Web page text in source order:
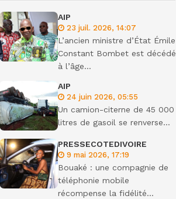
AIP
23 juil. 2026, 14:07
L’ancien ministre d’État Émile
Constant Bombet est décédé
à l’âge...
AIP
24 juin 2026, 05:55
Un camion-citerne de 45 000
litres de gasoil se renverse...
PRESSECOTEDIVOIRE
9 mai 2026, 17:19
Bouaké : une compagnie de
téléphonie mobile
récompense la fidélité...